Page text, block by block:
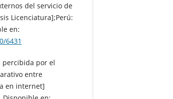
del servicio de
Licenciatura];Perú:
en:
6431
percibida por el
entre
en internet]